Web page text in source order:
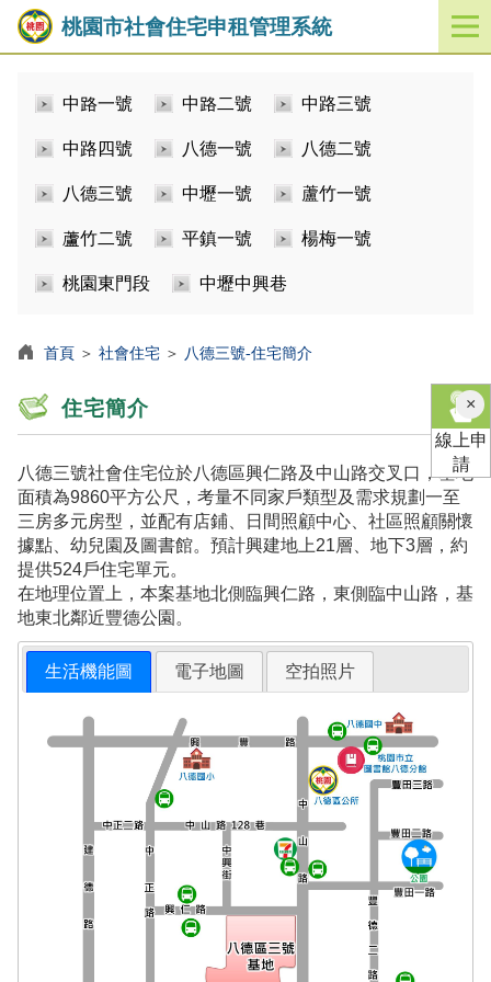
桃園市社會住宅申租管理系統
開
啟
中路一號 中路二號 中路三號
中路四號 八德一號 八德二號
八德三號 中壢一號 蘆竹一號
蘆竹二號 平鎮一號 楊梅一號
桃園東門段 中壢中興巷
首頁 ＞ 社會住宅 ＞ 八德三號-住宅簡介
住宅簡介
八德三號社會住宅位於八德區興仁路及中山路交叉口，基地
面積為9860平方公尺，考量不同家戶類型及需求規劃一至
三房多元房型，並配有店鋪、日間照顧中心、社區照顧關懷
據點、幼兒園及圖書館。預計興建地上21層、地下3層，約
提供524戶住宅單元。
在地理位置上，本案基地北側臨興仁路，東側臨中山路，基
地東北鄰近豐德公園。
生活機能圖 電子地圖 空拍照片
×關
閉
線上申
請